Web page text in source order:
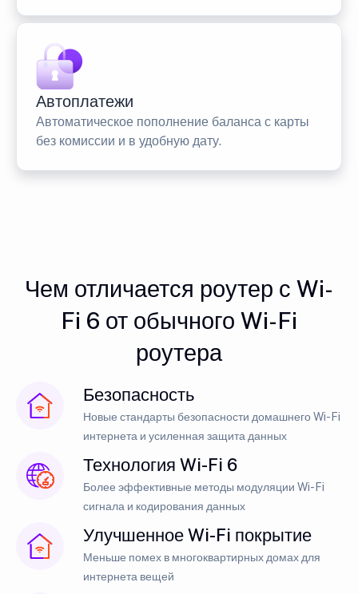
Автоплатежи
Автоматическое пополнение баланса с карты
без комиссии и в удобную дату.
Чем отличается роутер с Wi-
Fi 6 от обычного Wi-Fi
роутера
Безопасность
Новые стандарты безопасности домашнего Wi-Fi
интернета и усиленная защита данных
Технология Wi-Fi 6
Более эффективные методы модуляции Wi-Fi
сигнала и кодирования данных
Улучшенное Wi-Fi покрытие
Меньше помех в многоквартирных домах для
интернета вещей